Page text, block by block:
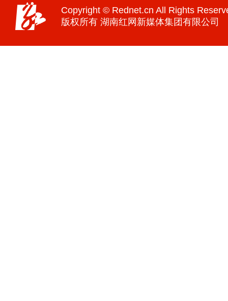
Copyright © Rednet.cn All Rights
版权所有 湖南红网新媒体集团有限公司